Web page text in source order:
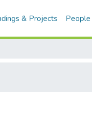
& Projects People